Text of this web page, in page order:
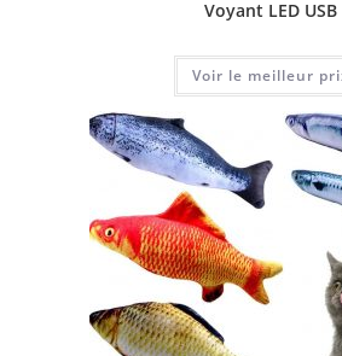
Voyant LED USB
Voir le meilleur